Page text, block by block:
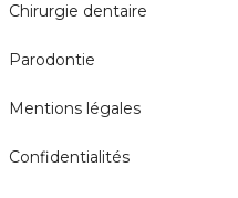
Chirurgie dentaire
Parodontie
Mentions légales
Confidentialités